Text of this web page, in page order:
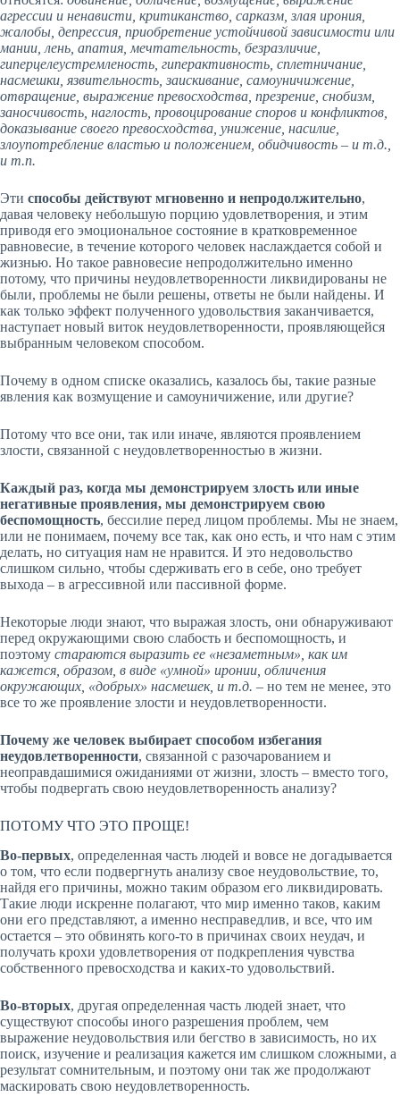
агрессии и ненависти, критиканство, сарказм, злая ирония,
жалобы, депрессия, приобретение устойчивой зависимости или
мании, лень, апатия, мечтательность, безразличие,
гиперцелеустремленость, гиперактивность, сплетничание,
насмешки, язвительность, заискивание, самоуничижение,
отвращение, выражение превосходства, презрение, снобизм,
заносчивость, наглость, провоцирование споров и конфликтов,
доказывание своего превосходства, унижение, насилие,
злоупотребление властью и положением, обидчивость – и т.д.,
и т.п.
Эти способы действуют мгновенно и непродолжительно,
давая человеку небольшую порцию удовлетворения, и этим
приводя его эмоциональное состояние в кратковременное
равновесие, в течение которого человек наслаждается собой и
жизнью. Но такое равновесие непродолжительно именно
потому, что причины неудовлетворенности ликвидированы не
были, проблемы не были решены, ответы не были найдены. И
как только эффект полученного удовольствия заканчивается,
наступает новый виток неудовлетворенности, проявляющейся
выбранным человеком способом.
Почему в одном списке оказались, казалось бы, такие разные
явления как возмущение и самоуничижение, или другие?
Потому что все они, так или иначе, являются проявлением
злости, связанной с неудовлетворенностью в жизни.
Каждый раз, когда мы демонстрируем злость или иные
негативные проявления, мы демонстрируем свою
беспомощность, бессилие перед лицом проблемы. Мы не знаем,
или не понимаем, почему все так, как оно есть, и что нам с этим
делать, но ситуация нам не нравится. И это недовольство
слишком сильно, чтобы сдерживать его в себе, оно требует
выхода – в агрессивной или пассивной форме.
Некоторые люди знают, что выражая злость, они обнаруживают
перед окружающими свою слабость и беспомощность, и
поэтому стараются выразить ее «незаметным», как им
кажется, образом, в виде «умной» иронии, обличения
окружающих, «добрых» насмешек, и т.д. – но тем не менее, это
все то же проявление злости и неудовлетворенности.
Почему же человек выбирает способом избегания
неудовлетворенности, связанной с разочарованием и
неоправдашимися ожиданиями от жизни, злость – вместо того,
чтобы подвергать свою неудовлетворенность анализу?
ПОТОМУ ЧТО ЭТО ПРОЩЕ!
Во-первых, определенная часть людей и вовсе не догадывается
о том, что если подвергнуть анализу свое неудовольствие, то,
найдя его причины, можно таким образом его ликвидировать.
Такие люди искренне полагают, что мир именно таков, каким
они его представляют, а именно несправедлив, и все, что им
остается – это обвинять кого-то в причинах своих неудач, и
получать крохи удовлетворения от подкрепления чувства
собственного превосходства и каких-то удовольствий.
Во-вторых, другая определенная часть людей знает, что
существуют способы иного разрешения проблем, чем
выражение неудовольствия или бегство в зависимость, но их
поиск, изучение и реализация кажется им слишком сложными, а
результат сомнительным, и поэтому они так же продолжают
маскировать свою неудовлетворенность.